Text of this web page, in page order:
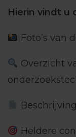
Hierin vindt u
Foto’s van
Overzicht
Heldere